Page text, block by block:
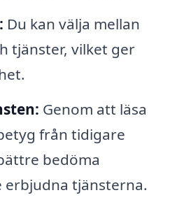
Du kan välja mellan
tjänster, vilket ger
Genom att läsa
från tidigare
bedöma
erbjudna tjänsterna.